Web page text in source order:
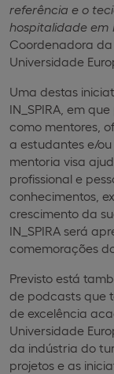
referência e o
hospitalidade em
Coordenadora
Universidade
Uma destas
IN_SPIRA, em
como mentores,
a estudantes e/
mentoria visa
profissional e
conhecimentos,
crescimento da
IN_SPIRA será
comemorações
Previsto está
de podcasts que
de excelência
Universidade
da indústria do
projetos e as